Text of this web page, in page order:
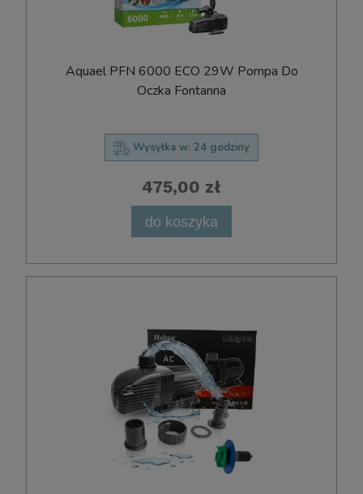
Aquael PFN 6000 ECO 29W Pompa Do
Oczka Fontanna
Wysyłka w: 24 godziny
475,00 zł
do koszyka